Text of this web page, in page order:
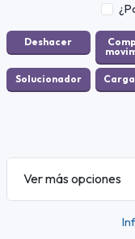
Ver más opciones